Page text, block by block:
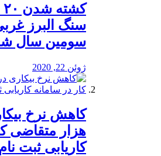
سنگ البرز
سومین سال
ژوئن 22, 2020
هزار متقاضی
کاریابی ثبت